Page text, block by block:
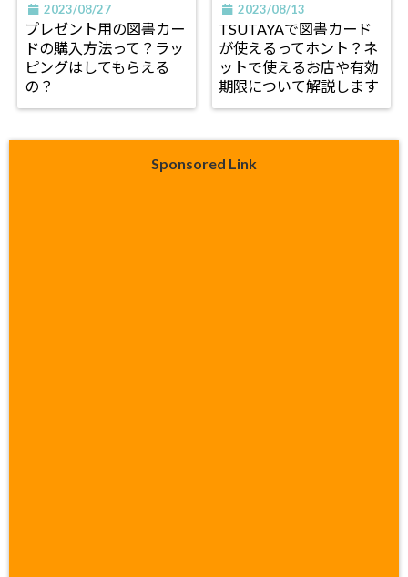
2023/08/27
プレゼント用の図書カー
ドの購入方法って？ラッ
ピングはしてもらえる
の？
2023/08/13
TSUTAYAで図書カード
が使えるってホント？ネ
ットで使えるお店や有効
期限について解説します
Sponsored Link